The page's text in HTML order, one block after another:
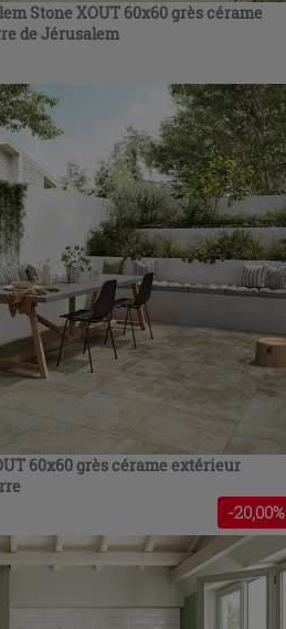
Stone XOUT 60x60 grès cérame
de Jérusalem
60x60 grès cérame extérieur
-20,00%